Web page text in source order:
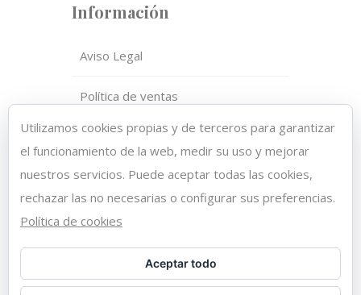
Información
Aviso Legal
Política de ventas
Política de privacidad
Política de cookies
Copyright 2021 © DAHIANA HAIR
CENTER | Diseño web
Utilizamos cookies propias y de terceros para garantizar
el funcionamiento de la web, medir su uso y mejorar
nuestros servicios. Puede aceptar todas las cookies,
rechazar las no necesarias o configurar sus preferencias.
Política de cookies
Aceptar todo